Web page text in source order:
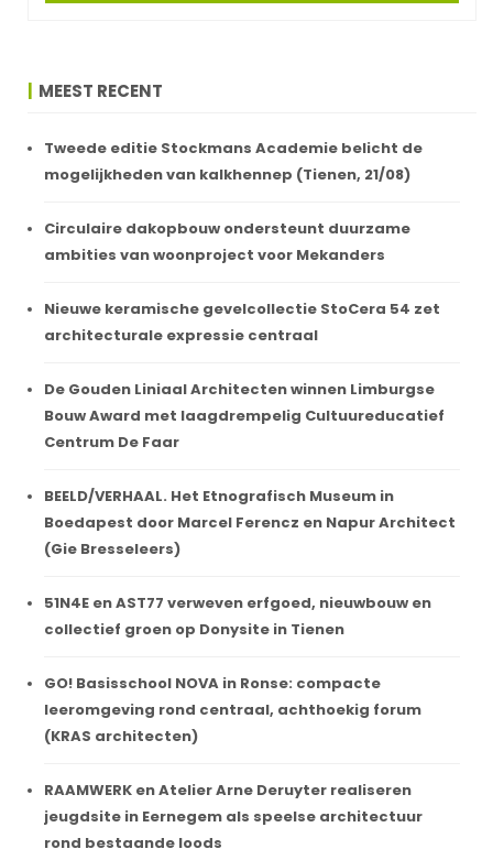
MEEST RECENT
Tweede editie Stockmans Academie belicht de
mogelijkheden van kalkhennep (Tienen, 21/08)
Circulaire dakopbouw ondersteunt duurzame
ambities van woonproject voor Mekanders
Nieuwe keramische gevelcollectie StoCera 54 zet
architecturale expressie centraal
De Gouden Liniaal Architecten winnen Limburgse
Bouw Award met laagdrempelig Cultuureducatief
Centrum De Faar
BEELD/VERHAAL. Het Etnografisch Museum in
Boedapest door Marcel Ferencz en Napur Architect
(Gie Bresseleers)
51N4E en AST77 verweven erfgoed, nieuwbouw en
collectief groen op Donysite in Tienen
GO! Basisschool NOVA in Ronse: compacte
leeromgeving rond centraal, achthoekig forum
(KRAS architecten)
RAAMWERK en Atelier Arne Deruyter realiseren
jeugdsite in Eernegem als speelse architectuur
rond bestaande loods